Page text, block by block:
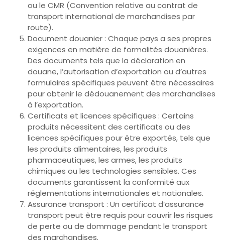
ou le CMR (Convention relative au contrat de
transport international de marchandises par
route).
Document douanier : Chaque pays a ses propres
exigences en matière de formalités douanières.
Des documents tels que la déclaration en
douane, l’autorisation d’exportation ou d’autres
formulaires spécifiques peuvent être nécessaires
pour obtenir le dédouanement des marchandises
à l’exportation.
Certificats et licences spécifiques : Certains
produits nécessitent des certificats ou des
licences spécifiques pour être exportés, tels que
les produits alimentaires, les produits
pharmaceutiques, les armes, les produits
chimiques ou les technologies sensibles. Ces
documents garantissent la conformité aux
réglementations internationales et nationales.
Assurance transport : Un certificat d’assurance
transport peut être requis pour couvrir les risques
de perte ou de dommage pendant le transport
des marchandises.